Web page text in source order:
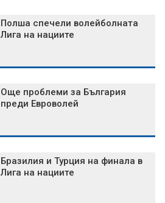
Полша спечели волейболната
Лига на нациите
Още проблеми за България
преди Евроволей
Бразилия и Турция на финала в
Лига на нациите